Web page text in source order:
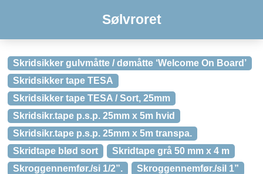
Sølvroret
Skridsikker gulvmåtte / dømåtte ‘Welcome On Board’
Skridsikker tape TESA
Skridsikker tape TESA / Sort, 25mm
Skridsikr.tape p.s.p. 25mm x 5m hvid
Skridsikr.tape p.s.p. 25mm x 5m transpa.
Skridtape blød sort
Skridtape grå 50 mm x 4 m
Skroggennemfør./si 1/2”.
Skroggennemfør./sil 1”